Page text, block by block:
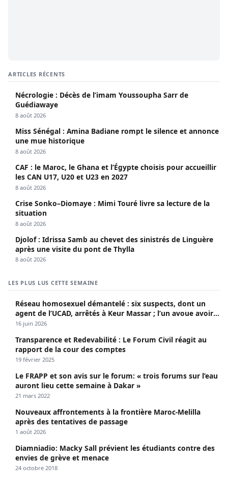
ARTICLES RÉCENTS
Nécrologie : Décès de l’imam Youssoupha Sarr de
Guédiawaye
8 août 2026
Miss Sénégal : Amina Badiane rompt le silence et annonce
une mue historique
8 août 2026
CAF : le Maroc, le Ghana et l’Égypte choisis pour accueillir
les CAN U17, U20 et U23 en 2027
8 août 2026
Crise Sonko–Diomaye : Mimi Touré livre sa lecture de la
situation
8 août 2026
Djolof : Idrissa Samb au chevet des sinistrés de Linguère
après une visite du pont de Thylla
8 août 2026
LES PLUS LUS CETTE SEMAINE
Réseau homosexuel démantelé : six suspects, dont un
agent de l’UCAD, arrêtés à Keur Massar ; l’un avoue avoir
propagé le VIH depuis 2018
16 juin 2026
Transparence et Redevabilité : Le Forum Civil réagit au
rapport de la cour des comptes
19 février 2025
Le FRAPP et son avis sur le forum: « trois forums sur l’eau
auront lieu cette semaine à Dakar »
21 mars 2022
Nouveaux affrontements à la frontière Maroc-Melilla
après des tentatives de passage
1 août 2026
Diamniadio: Macky Sall prévient les étudiants contre des
envies de grève et menace
24 octobre 2018